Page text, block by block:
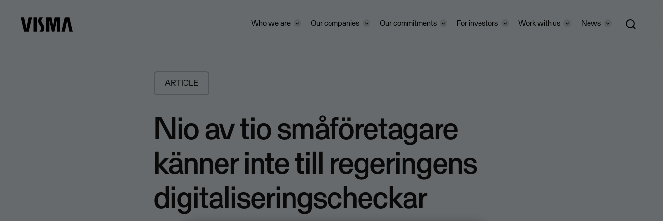
Who we are Our companies Our commitments For investors Work with us News
ARTICLE
Nio av tio småföretagare
känner inte till regeringens
digitaliseringscheckar